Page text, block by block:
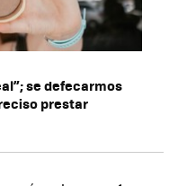
se defecarmos
prestar